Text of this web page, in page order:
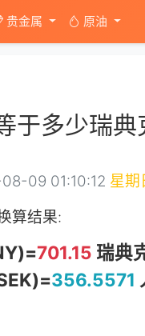
贵金属 原油
于多少瑞典
09 01:10:12 星期
算结果:
701.15 瑞典
356.5571